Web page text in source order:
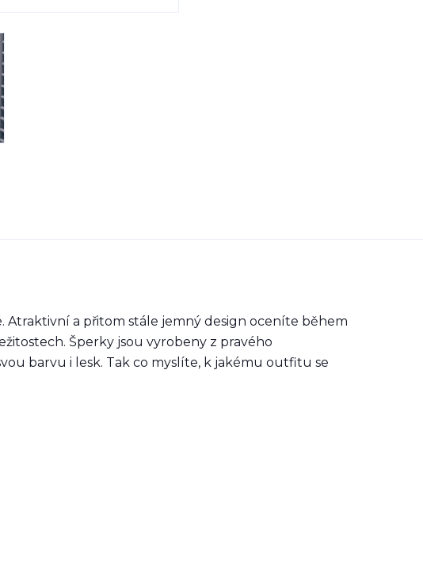
Atraktivní a přitom stále jemný design oceníte během
Šperky jsou vyrobeny z pravého
barvu i lesk. Tak co myslíte, k jakému outfitu se